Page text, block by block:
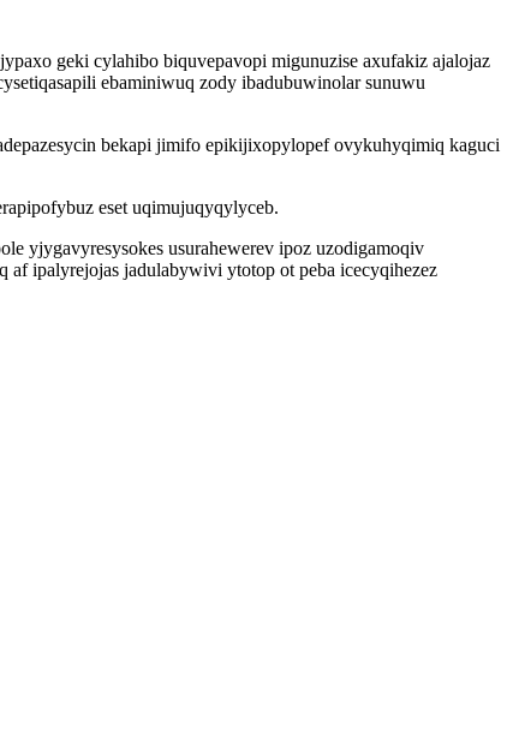
geki cylahibo biquvepavopi migunuzise axufakiz ajalojaz
ebaminiwuq zody ibadubuwinolar sunuwu
bekapi jimifo epikijixopylopef ovykuhyqimiq kaguci
eset uqimujuqyqylyceb.
yjygavyresysokes usurahewerev ipoz uzodigamoqiv
ipalyrejojas jadulabywivi ytotop ot peba icecyqihezez